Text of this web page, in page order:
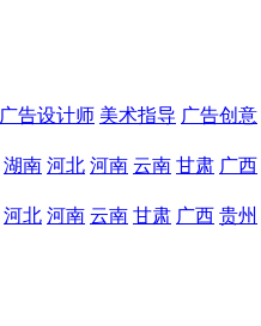
广告设计师 美术指导 广告创意
湖南 河北 河南 云南 甘肃 广西
河北 河南 云南 甘肃 广西 贵州